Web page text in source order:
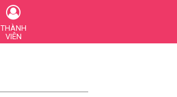
THÀNH
VIÊN